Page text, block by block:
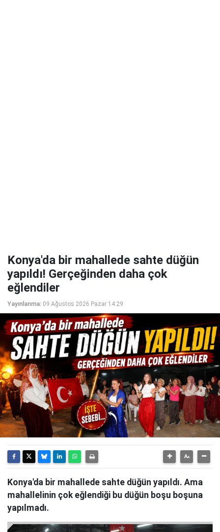
Konya'da bir mahallede sahte düğün
yapıldı! Gerçeğinden daha çok
eğlendiler
Yayınlanma: 09 Ağustos 2026 Pazar 14:29
Konya'da bir mahallede sahte düğün yapıldı. Ama
mahallelinin çok eğlendiği bu düğün boşu boşuna
yapılmadı.